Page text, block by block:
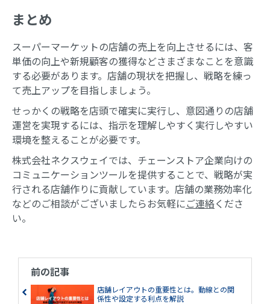
まとめ
スーパーマーケットの店舗の売上を向上させるには、客
単価の向上や新規顧客の獲得などさまざまなことを意識
する必要があります。店舗の現状を把握し、戦略を練っ
て売上アップを目指しましょう。
せっかくの戦略を店頭で確実に実行し、意図通りの店舗
運営を実現するには、指示を理解しやすく実行しやすい
環境を整えることが必要です。
株式会社ネクスウェイでは、チェーンストア企業向けの
コミュニケーションツールを提供することで、戦略が実
行される店舗作りに貢献しています。店舗の業務効率化
などのご相談がございましたらお気軽にご連絡くださ
い。
前の記事
店舗レイアウトの重要性とは。動線との関
係性や設定する利点を解説